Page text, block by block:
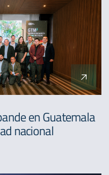
en Guatemala
nacional